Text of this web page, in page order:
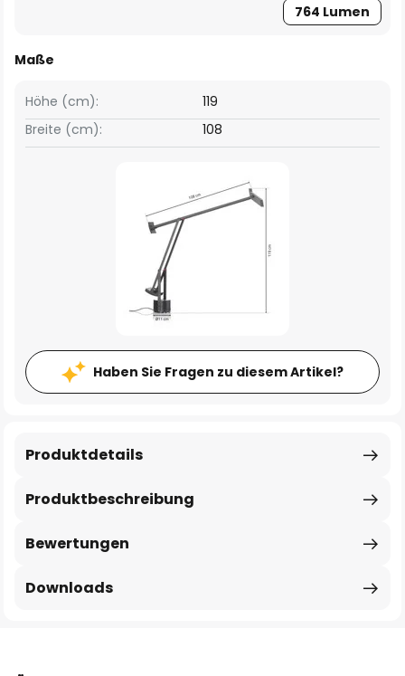
764 Lumen
Maße
Breite (cm): 108
Höhe (cm): 119
Haben Sie Fragen zu diesem Artikel?
Produktbeschreibung
Produktdetails
Bewertungen
Downloads